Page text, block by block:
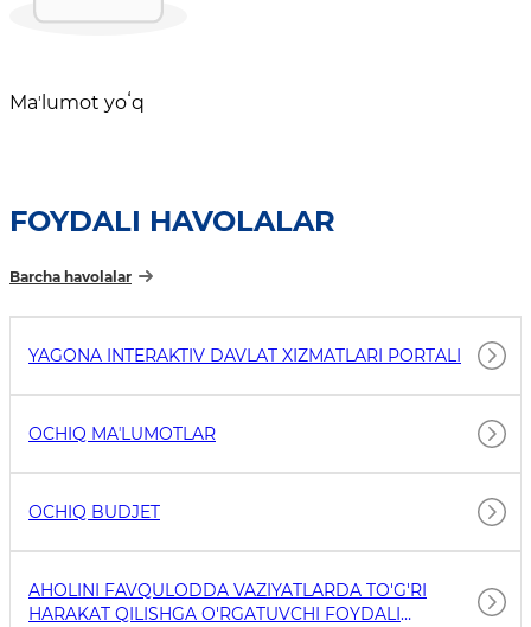
Maʼlumot yoʻq
FOYDALI HAVOLALAR
Barcha havolalar
YAGONA INTERAKTIV DAVLAT XIZMATLARI PORTALI
OCHIQ MAʼLUMOTLAR
OCHIQ BUDJET
AHOLINI FAVQULODDA VAZIYATLARDA TO'G'RI
HARAKAT QILISHGA O'RGATUVCHI FOYDALI